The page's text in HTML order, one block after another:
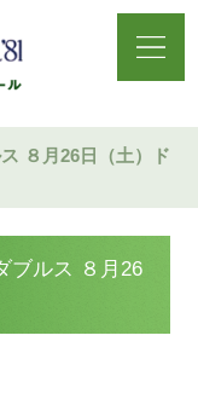
８月26日（土）ド
ブルス ８月26